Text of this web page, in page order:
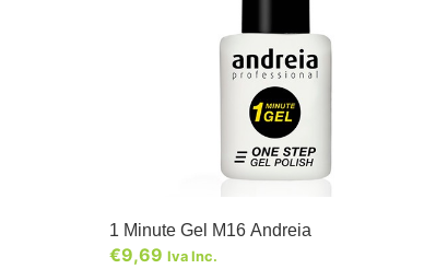
1 Minute Gel M16 Andreia
€9,69 Iva Inc.